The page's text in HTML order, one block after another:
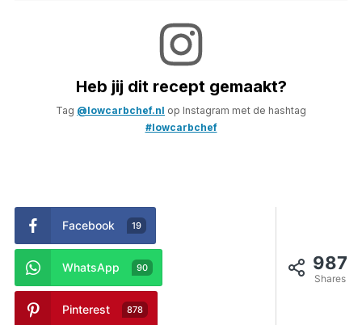
Heb jij dit recept gemaakt?
Tag @lowcarbchef.nl op Instagram met de hashtag
#lowcarbchef
987
Shares
Facebook 19
WhatsApp 90
Pinterest 878